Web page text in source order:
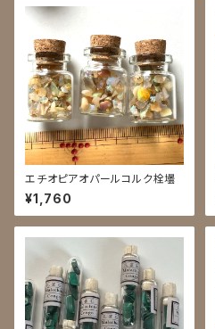
エチオピアオパールコルク栓壜
¥1,760